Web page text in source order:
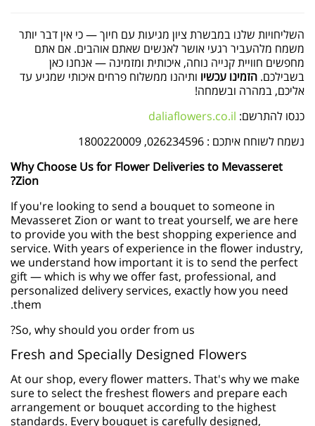
השליחויות שלנו במבשרת ציון מגיעות עם חיוך — כי אין דבר יותר
משמח מלהעביר רגעי אושר לאנשים שאתם אוהבים. אם אתם
מחפשים חוויית קנייה נוחה, איכותית ומזמינה — אנחנו כאן
בשבילכם. הזמינו עכשיו ותיהנו ממשלוח פרחים איכותי שמגיע עד
אליכם, במהרה ובשמחה!
כנסו להתרשם: daliaflowers.co.il
נשמח לשוחח איתכם : 026234596, 1800220009
Why Choose Us for Flower Deliveries to Mevasseret
Zion?
If you're looking to send a bouquet to someone in
Mevasseret Zion or want to treat yourself, we are here
to provide you with the best shopping experience and
service. With years of experience in the flower industry,
we understand how important it is to send the perfect
gift — which is why we offer fast, professional, and
personalized delivery services, exactly how you need
them.
So, why should you order from us?
Fresh and Specially Designed Flowers
At our shop, every flower matters. That's why we make
sure to select the freshest flowers and prepare each
arrangement or bouquet according to the highest
standards. Every bouquet is carefully designed,